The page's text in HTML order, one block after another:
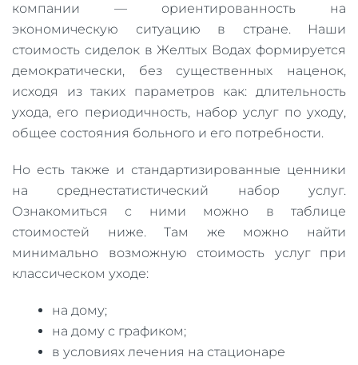
компании — ориентированность на
экономическую ситуацию в стране. Наши
стоимость сиделок в Желтых Водах формируется
демократически, без существенных наценок,
исходя из таких параметров как: длительность
ухода, его периодичность, набор услуг по уходу,
общее состояния больного и его потребности.
Но есть также и стандартизированные ценники
на среднестатистический набор услуг.
Ознакомиться с ними можно в таблице
стоимостей ниже. Там же можно найти
минимально возможную стоимость услуг при
классическом уходе:
на дому;
на дому с графиком;
в условиях лечения на стационаре